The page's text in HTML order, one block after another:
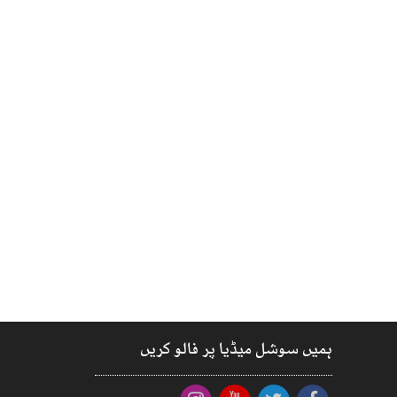
ہمیں سوشل میڈیا پر فالو کریں